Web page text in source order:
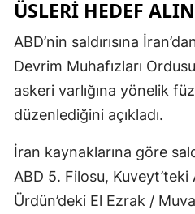
ÜSLERİ HEDEF
ABD’nin saldırısına
Devrim Muhafızları
askeri varlığına yönelik
düzenlediğini açıkladı.
İran kaynaklarına göre
ABD 5. Filosu, Kuveyt’teki
Ürdün’deki El Ezrak /